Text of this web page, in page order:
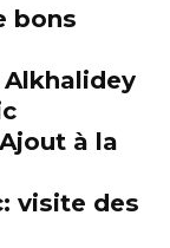
bons
Alkhalidey
à la
visite des